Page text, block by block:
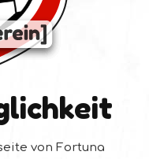
von Fortuna